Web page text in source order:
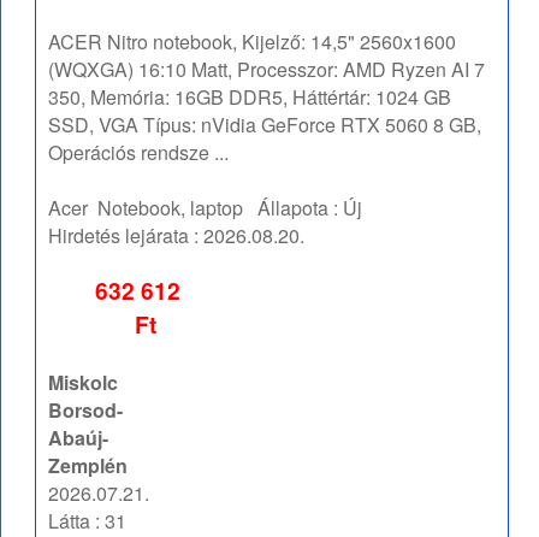
ACER Nitro notebook, Kijelző: 14,5" 2560x1600
(WQXGA) 16:10 Matt, Processzor: AMD Ryzen AI 7
350, Memória: 16GB DDR5, Háttértár: 1024 GB
SSD, VGA Típus: nVidia GeForce RTX 5060 8 GB,
Operációs rendsze ...
Acer Notebook, laptop Állapota : Új
Hirdetés lejárata :2026.08.20.
632 612
Ft
Miskolc
Borsod-
Abaúj-
Zemplén
2026.07.21.
Látta : 31